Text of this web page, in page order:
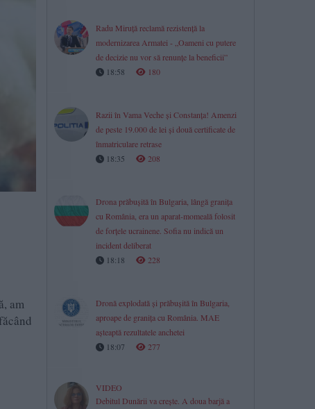
am
Radu Miruță reclamă rezistență la
modernizarea Armatei - „Oameni cu putere
de decizie nu vor să renunțe la beneficii”
18:58
180
Razii în Vama Veche și Constanța! Amenzi
de peste 19.000 de lei și două certificate de
înmatriculare retrase
18:35
208
Drona prăbușită în Bulgaria, lângă granița
cu România, era un aparat-momeală folosit
de forțele ucrainene. Sofia nu indică un
incident deliberat
18:18
228
Dronă explodată și prăbușită în Bulgaria,
aproape de granița cu România. MAE
așteaptă rezultatele anchetei
18:07
277
VIDEO
Debitul Dunării va crește. A doua barjă a